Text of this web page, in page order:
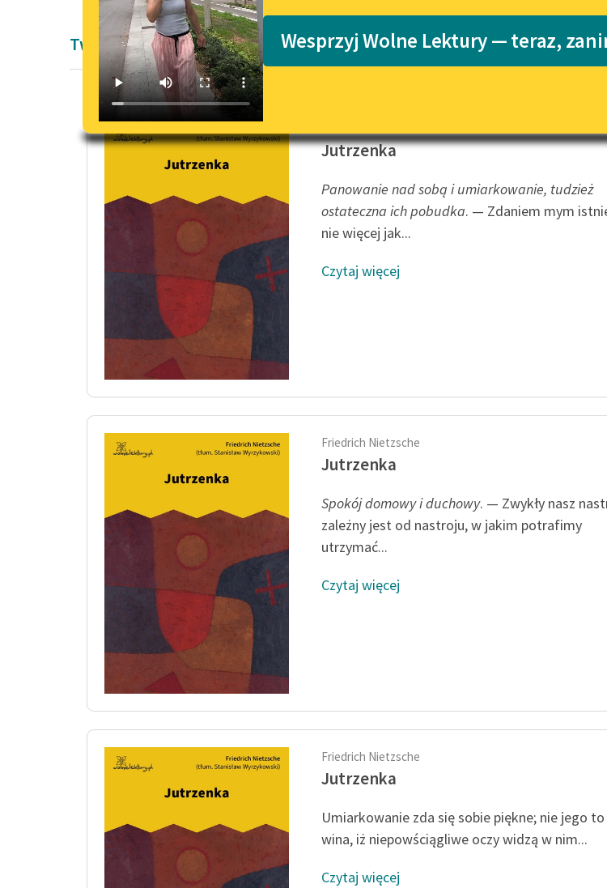
Lektury szkolne i klasyka
literatury do słuchania
E-kolekcja lektur
literatury do słuchania
niepełnosprawnościami
Feministyczne inspiracje.
Popularyzacja
Wesprzyj Wolne Lektury — teraz,
Twórczość Friedrich Nietzsche
Jutrzenka
Panowanie nad sobą i umiarkowanie, tudzież
ostateczna ich pobudka. — Zdaniem mym
nie więcej jak...
Czytaj więcej
Friedrich Nietzsche
Jutrzenka
Spokój domowy i duchowy. — Zwykły nasz
zależny jest od nastroju, w jakim potrafimy
utrzymać...
Czytaj więcej
Friedrich Nietzsche
Jutrzenka
Umiarkowanie zda się sobie piękne; nie jego to
wina, iż niepowściągliwe oczy widzą w nim...
Czytaj więcej